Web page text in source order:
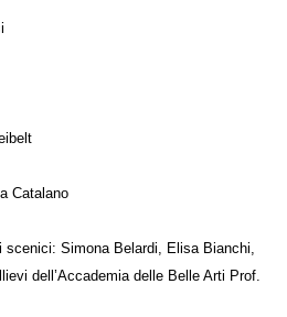
Catalano
scenici: Simona Belardi, Elisa Bianchi,
dell’Accademia delle Belle Arti Prof.